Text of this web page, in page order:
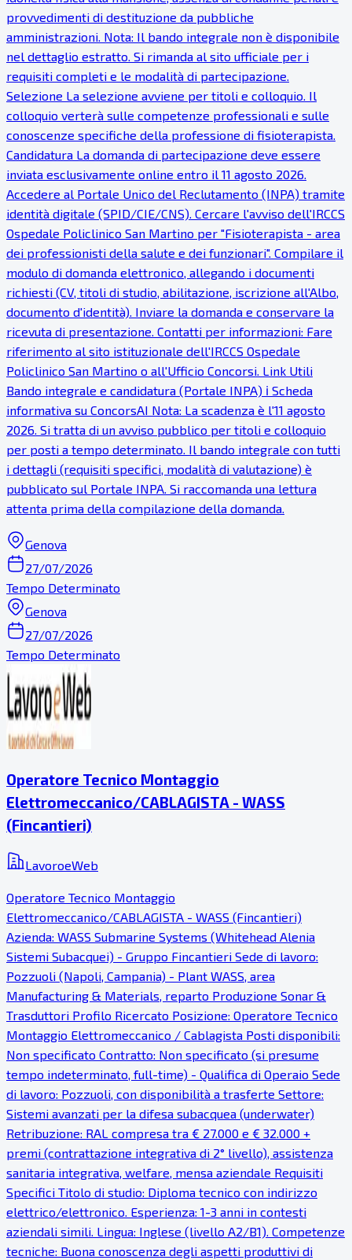
provvedimenti di destituzione da pubbliche
amministrazioni. Nota: Il bando integrale non è disponibile
nel dettaglio estratto. Si rimanda al sito ufficiale per i
requisiti completi e le modalità di partecipazione.
Selezione La selezione avviene per titoli e colloquio. Il
colloquio verterà sulle competenze professionali e sulle
conoscenze specifiche della professione di fisioterapista.
Candidatura La domanda di partecipazione deve essere
inviata esclusivamente online entro il 11 agosto 2026.
Accedere al Portale Unico del Reclutamento (INPA) tramite
identità digitale (SPID/CIE/CNS). Cercare l'avviso dell'IRCCS
Ospedale Policlinico San Martino per "Fisioterapista - area
dei professionisti della salute e dei funzionari". Compilare il
modulo di domanda elettronico, allegando i documenti
richiesti (CV, titoli di studio, abilitazione, iscrizione all'Albo,
documento d'identità). Inviare la domanda e conservare la
ricevuta di presentazione. Contatti per informazioni: Fare
riferimento al sito istituzionale dell'IRCCS Ospedale
Policlinico San Martino o all'Ufficio Concorsi. Link Utili
Bando integrale e candidatura (Portale INPA) ℹ Scheda
informativa su ConcorsAI Nota: La scadenza è l'11 agosto
2026. Si tratta di un avviso pubblico per titoli e colloquio
per posti a tempo determinato. Il bando integrale con tutti
i dettagli (requisiti specifici, modalità di valutazione) è
pubblicato sul Portale INPA. Si raccomanda una lettura
attenta prima della compilazione della domanda.
Genova
27/07/2026
Tempo Determinato
Genova
27/07/2026
Tempo Determinato
Operatore Tecnico Montaggio
Elettromeccanico/CABLAGISTA - WASS
(Fincantieri)
LavoroeWeb
Operatore Tecnico Montaggio
Elettromeccanico/CABLAGISTA - WASS (Fincantieri)
Azienda: WASS Submarine Systems (Whitehead Alenia
Sistemi Subacquei) - Gruppo Fincantieri Sede di lavoro:
Pozzuoli (Napoli, Campania) - Plant WASS, area
Manufacturing & Materials, reparto Produzione Sonar &
Trasduttori Profilo Ricercato Posizione: Operatore Tecnico
Montaggio Elettromeccanico / Cablagista Posti disponibili:
Non specificato Contratto: Non specificato (si presume
tempo indeterminato, full-time) - Qualifica di Operaio Sede
di lavoro: Pozzuoli, con disponibilità a trasferte Settore:
Sistemi avanzati per la difesa subacquea (underwater)
Retribuzione: RAL compresa tra € 27.000 e € 32.000 +
premi (contrattazione integrativa di 2° livello), assistenza
sanitaria integrativa, welfare, mensa aziendale Requisiti
Specifici Titolo di studio: Diploma tecnico con indirizzo
elettrico/elettronico. Esperienza: 1-3 anni in contesti
aziendali simili. Lingua: Inglese (livello A2/B1). Competenze
tecniche: Buona conoscenza degli aspetti produttivi di